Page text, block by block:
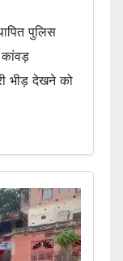
पुलिस
भीड़ देखने को